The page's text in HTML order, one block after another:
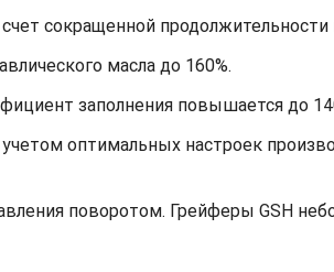
сокращенной продолжительности
масла до 160%.
заполнения повышается до
оптимальных настроек
поворотом. Грейферы GSH